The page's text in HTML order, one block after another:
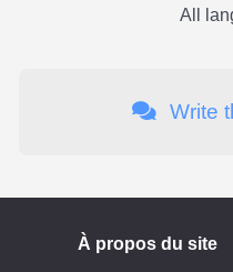
All
Write
À propos du site